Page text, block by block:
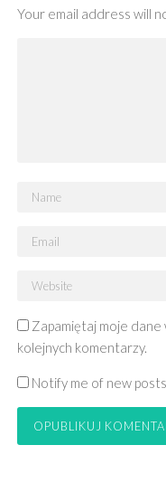
Your email address will
Zapamiętaj moje
kolejnych komentarzy.
Notify me of new